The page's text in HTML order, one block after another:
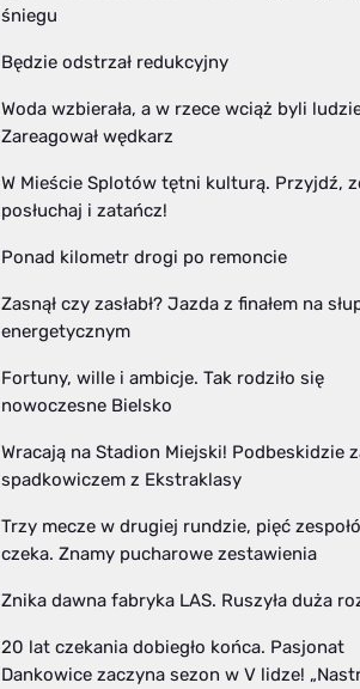
śniegu
Będzie odstrzał redukcyjny
Woda wzbierała, a w rzece wciąż byli
Zareagował wędkarz
W Mieście Splotów tętni kulturą. Przyjdź,
posłuchaj i zatańcz!
Ponad kilometr drogi po remoncie
Zasnął czy zasłabł? Jazda z finałem na
energetycznym
Fortuny, wille i ambicje. Tak rodziło się
nowoczesne Bielsko
Wracają na Stadion Miejski! Podbeskidzie
spadkowiczem z Ekstraklasy
Trzy mecze w drugiej rundzie, pięć
czeka. Znamy pucharowe zestawienia
Znika dawna fabryka LAS. Ruszyła duża
20 lat czekania dobiegło końca. Pasjonat
Dankowice zaczyna sezon w V lidze!